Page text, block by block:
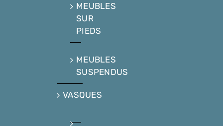
MEUBLES
SUR
PIEDS
MEUBLES
SUSPENDUS
VASQUES